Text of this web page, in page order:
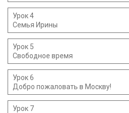
Урок 4
Семья Ирины
Урок 5
Свободное время
Урок 6
Добро пожаловать в Mоскву!
Урок 7